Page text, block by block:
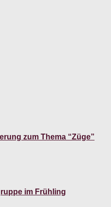
zum Thema “Züge”
im Frühling